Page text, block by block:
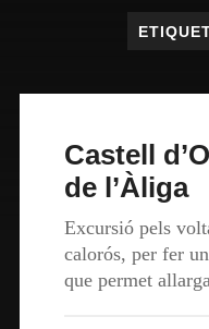
Castell
de l’Àliga
Excursió pels
calorós, per fer
que permet